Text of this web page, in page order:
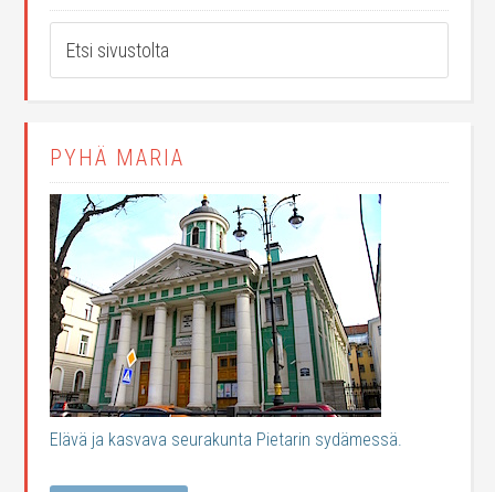
PYHÄ MARIA
Elävä ja kasvava seurakunta Pietarin sydämessä.